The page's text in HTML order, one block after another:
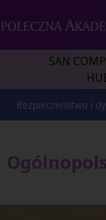
SAN
Bezpieczeństwo i